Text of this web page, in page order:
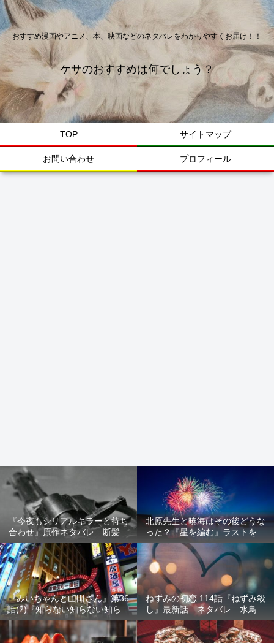
おすすめ漫画やアニメ、本、映画などのネタバレをわかりやすくお届け！！
ケサのおすすめは何でしょう？
TOP サイトマップ
お問い合わせ プロフィール
『今夜もシリアルキラーと待ち
合わせ』原作ネタバレ 断髪オ
ブジェ殺人事件 犯人の正体や
結末を解説
北原先生と暁海はその後どうな
った？『星を編む』ラストをネ
タバレ解説
『みいちゃんと山田さん』第36
話(2)『知らない知らない知らな
い』最新話 ネタバレ 犯人確
定 次回最終回
ねずみの初恋 114話『ねずみ殺
し』最新話 ネタバレ 水鳥死
亡 鯆を殺すか